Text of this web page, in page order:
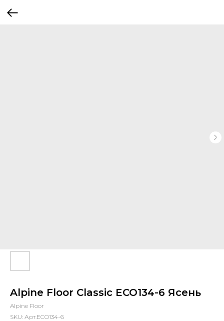
Alpine Floor Classic ECO134-6 Ясень
Alpine Floor
SKU: Арт.ECO134-6